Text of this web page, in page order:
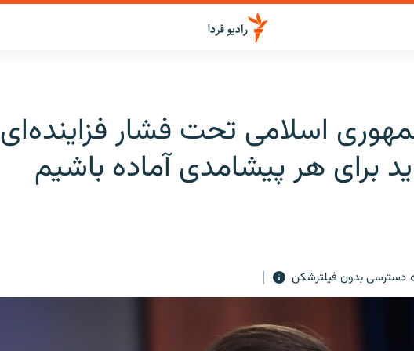
اسلامی تحت فشار فزاینده‌ای
برای هر پیشامدی آماده باشیم
دسترسی بدون فیلترشکن